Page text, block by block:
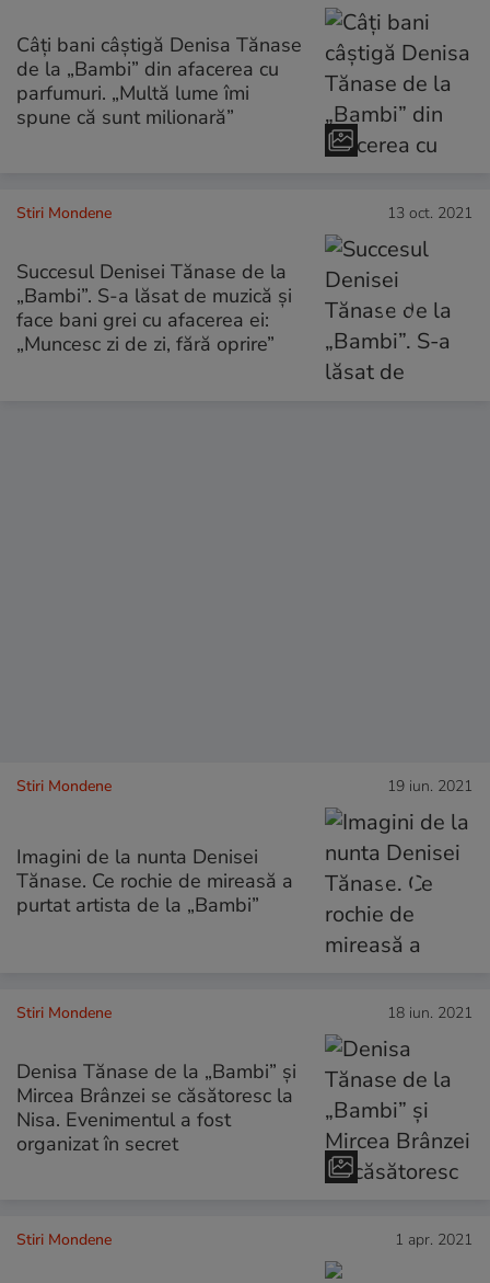
Câți bani câștigă Denisa Tănase
de la „Bambi” din afacerea cu
parfumuri. „Multă lume îmi
spune că sunt milionară”
Stiri Mondene 13 oct. 2021
Succesul Denisei Tănase de la
„Bambi”. S-a lăsat de muzică și
face bani grei cu afacerea ei:
„Muncesc zi de zi, fără oprire”
Stiri Mondene 19 iun. 2021
Imagini de la nunta Denisei
Tănase. Ce rochie de mireasă a
purtat artista de la „Bambi”
Stiri Mondene 18 iun. 2021
Denisa Tănase de la „Bambi” și
Mircea Brânzei se căsătoresc la
Nisa. Evenimentul a fost
organizat în secret
Stiri Mondene 1 apr. 2021